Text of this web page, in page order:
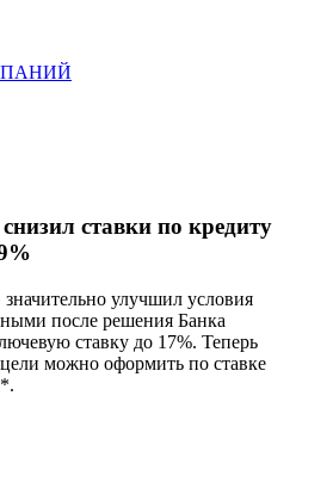
ставки по кредиту
улучшил условия
после решения Банка
ставку до 17%. Теперь
можно оформить по ставке